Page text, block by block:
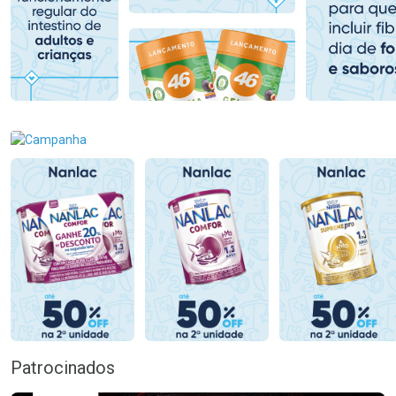
Comprar sem Desconto
Por R$ 395,59/cada
Comprar sem Desconto
Por R$ 395,59/cada
Comprar sem Desconto
Por R$ 118,99/cada
Comprar sem Desconto
Por R$ 118,99/cada
Patrocinados